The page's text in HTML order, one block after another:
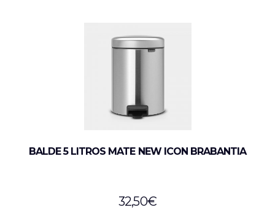
BALDE 5 LITROS MATE NEW ICON BRABANTIA
32,50€